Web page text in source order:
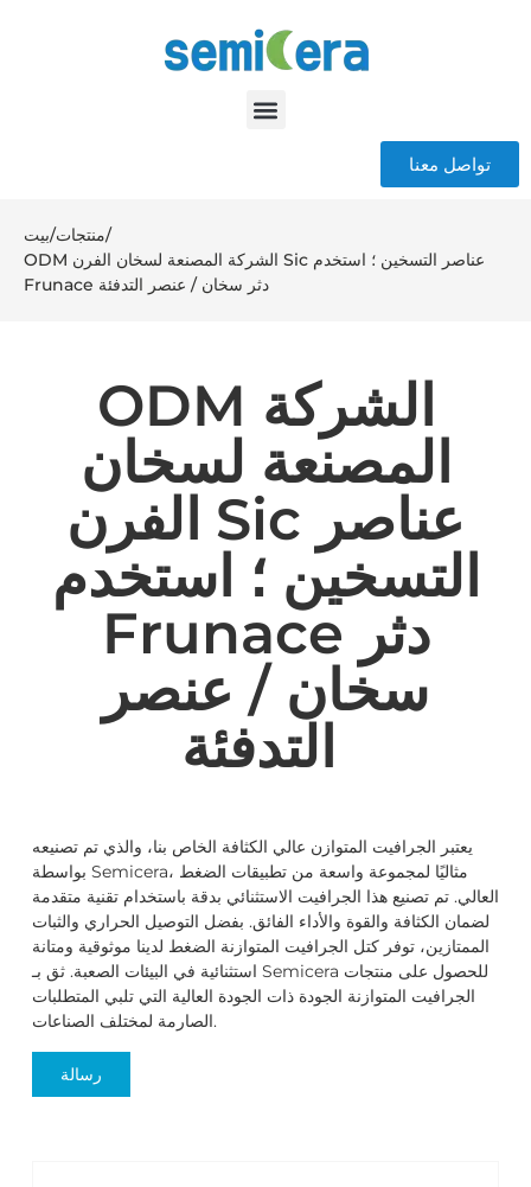
تواصل معنا
بيت/منتجات/
ODM الشركة المصنعة لسخان الفرن Sic عناصر التسخين ؛ استخدم
ODM الشركة
المصنعة لسخان
الفرن Sic عناصر
التسخين ؛ استخدم
Frunace دثر
سخان / عنصر
يعتبر الجرافيت المتوازن عالي الكثافة الخاص بنا، والذي تم تصنيعه
بواسطة Semicera، مثاليًا لمجموعة واسعة من تطبيقات الضغط
العالي. تم تصنيع هذا الجرافيت الاستثنائي بدقة باستخدام تقنية متقدمة
لضمان الكثافة والقوة والأداء الفائق. بفضل التوصيل الحراري والثبات
الممتازين، توفر كتل الجرافيت المتوازنة الضغط لدينا موثوقية ومتانة
استثنائية في البيئات الصعبة. ثق بـ Semicera للحصول على منتجات
الجرافيت المتوازنة الجودة ذات الجودة العالية التي تلبي المتطلبات
الصارمة لمختلف الصناعات.
رسالة